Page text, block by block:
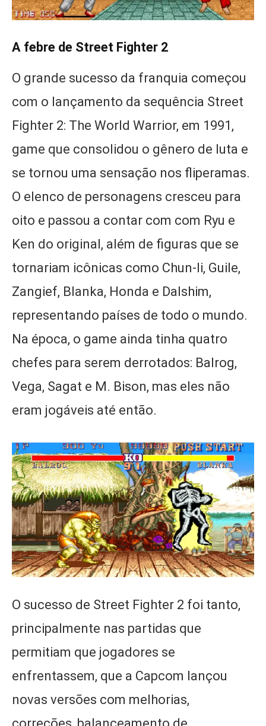
A febre de Street Fighter 2
O grande sucesso da franquia começou
com o lançamento da sequência Street
Fighter 2: The World Warrior, em 1991,
game que consolidou o gênero de luta e
se tornou uma sensação nos fliperamas.
O elenco de personagens cresceu para
oito e passou a contar com com Ryu e
Ken do original, além de figuras que se
tornariam icônicas como Chun-li, Guile,
Zangief, Blanka, Honda e Dalshim,
representando países de todo o mundo.
Na época, o game ainda tinha quatro
chefes para serem derrotados: Balrog,
Vega, Sagat e M. Bison, mas eles não
eram jogáveis até então.
O sucesso de Street Fighter 2 foi tanto,
principalmente nas partidas que
permitiam que jogadores se
enfrentassem, que a Capcom lançou
novas versões com melhorias,